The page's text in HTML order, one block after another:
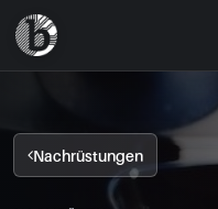
Nachrüsten
Nachrüstungen